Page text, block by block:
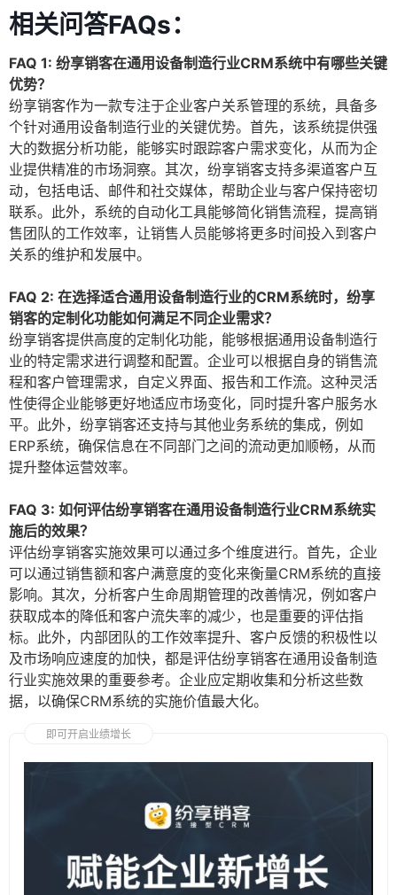
相关问答FAQs：
FAQ 1: 纷享销客在通用设备制造行业CRM系统中有哪些关键
优势？
纷享销客作为一款专注于企业客户关系管理的系统，具备多
个针对通用设备制造行业的关键优势。首先，该系统提供强
大的数据分析功能，能够实时跟踪客户需求变化，从而为企
业提供精准的市场洞察。其次，纷享销客支持多渠道客户互
动，包括电话、邮件和社交媒体，帮助企业与客户保持密切
联系。此外，系统的自动化工具能够简化销售流程，提高销
售团队的工作效率，让销售人员能够将更多时间投入到客户
关系的维护和发展中。
FAQ 2: 在选择适合通用设备制造行业的CRM系统时，纷享
销客的定制化功能如何满足不同企业需求？
纷享销客提供高度的定制化功能，能够根据通用设备制造行
业的特定需求进行调整和配置。企业可以根据自身的销售流
程和客户管理需求，自定义界面、报告和工作流。这种灵活
性使得企业能够更好地适应市场变化，同时提升客户服务水
平。此外，纷享销客还支持与其他业务系统的集成，例如
ERP系统，确保信息在不同部门之间的流动更加顺畅，从而
提升整体运营效率。
FAQ 3: 如何评估纷享销客在通用设备制造行业CRM系统实
施后的效果？
评估纷享销客实施效果可以通过多个维度进行。首先，企业
可以通过销售额和客户满意度的变化来衡量CRM系统的直接
影响。其次，分析客户生命周期管理的改善情况，例如客户
获取成本的降低和客户流失率的减少，也是重要的评估指
标。此外，内部团队的工作效率提升、客户反馈的积极性以
及市场响应速度的加快，都是评估纷享销客在通用设备制造
行业实施效果的重要参考。企业应定期收集和分析这些数
据，以确保CRM系统的实施价值最大化。
即可开启业绩增长